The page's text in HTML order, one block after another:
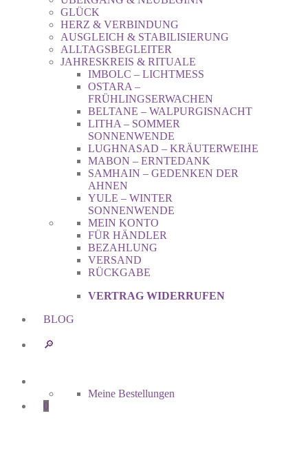
GLÜCK
HERZ & VERBINDUNG
AUSGLEICH & STABILISIERUNG
ALLTAGSBEGLEITER
JAHRESKREIS & RITUALE
IMBOLC – LICHTMESS
OSTARA –
FRÜHLINGSERWACHEN
BELTANE – WALPURGISNACHT
LITHA – SOMMER
SONNENWENDE
LUGHNASAD – KRÄUTERWEIHE
MABON – ERNTEDANK
SAMHAIN – GEDENKEN DER
AHNEN
YULE – WINTER
SONNENWENDE
MEIN KONTO
FÜR HÄNDLER
BEZAHLUNG
VERSAND
RÜCKGABE
VERTRAG WIDERRUFEN
BLOG
🔎︎
Meine Bestellungen
0